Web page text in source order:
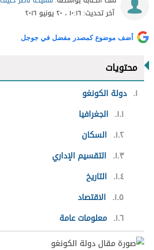
آخر تحديث: ١٠:١٦ ، ٢٠ يونيو ٢٠١٦
أضف موضوع كمصدر مفضل في جوجل
محتويات
١ دولة الكونغو
١.١
الجغرافيا
١.٢
السكان
١.٣
التقسيم الإداري
١.٤
التاريخ
١.٥
الاقتصاد
١.٦ معلومات عامة